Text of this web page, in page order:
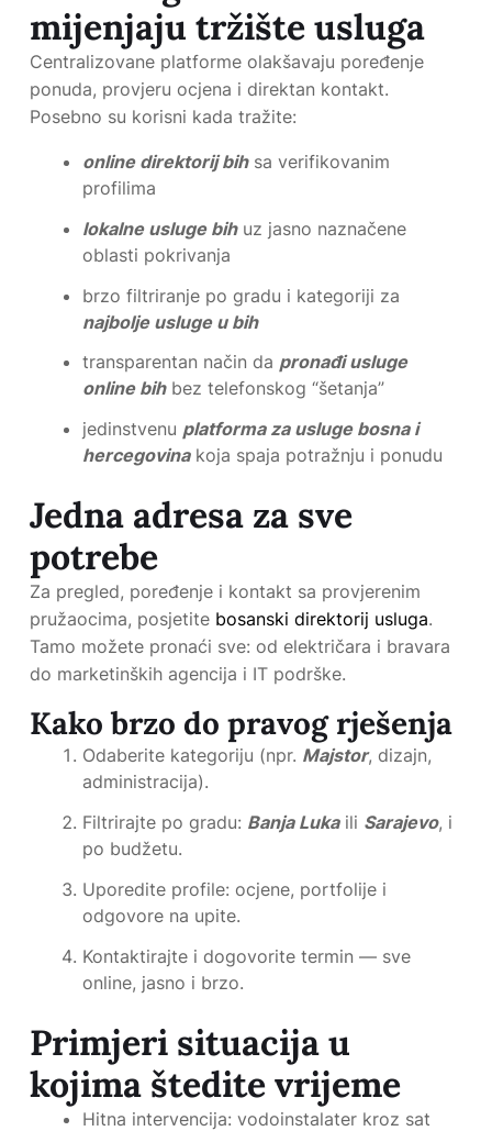
mijenjaju tržište usluga
Centralizovane platforme olakšavaju poređenje
ponuda, provjeru ocjena i direktan kontakt.
Posebno su korisni kada tražite:
online direktorij bihsa verifikovanim
profilima
lokalne usluge bihuz jasno naznačene
oblasti pokrivanja
brzo filtriranje po gradu i kategoriji za
najbolje usluge u bih
transparentan način da pronađi usluge
online bihbez telefonskog “šetanja”
jedinstvenu platforma za usluge bosna i
hercegovinakoja spaja potražnju i ponudu
Jedna adresa za sve
potrebe
Za pregled, poređenje i kontakt sa provjerenim
pružaocima, posjetite bosanski direktorij usluga.
Tamo možete pronaći sve: od električara i bravara
do marketinških agencija i IT podrške.
Kako brzo do pravog rješenja
Odaberite kategoriju (npr. Majstor, dizajn,
administracija).
Filtrirajte po gradu: Banja Lukaili Sarajevo, i
po budžetu.
Uporedite profile: ocjene, portfolije i
odgovore na upite.
Kontaktirajte i dogovorite termin — sve
online, jasno i brzo.
Primjeri situacija u
kojima štedite vrijeme
Hitna intervencija: vodoinstalater kroz sat